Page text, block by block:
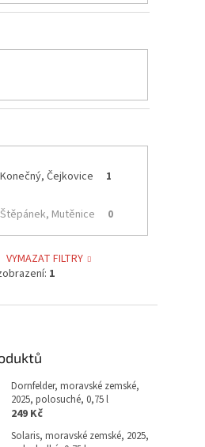
Čejkovice 1
Mutěnice 0
VYMAZAT FILTRY
1
Dornfelder, moravské zemské,
2025, polosuché, 0,75 l
249 Kč
Solaris, moravské zemské, 2025,